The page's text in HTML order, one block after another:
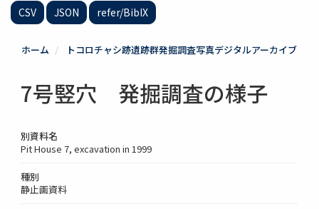
CSV JSON refer/BibIX
ホーム トコロチャシ跡遺跡群発掘調査写真デジタルアーカイブ
7号竪穴 発掘調査の様子
別資料名
Pit House 7, excavation in 1999
種別
静止画資料